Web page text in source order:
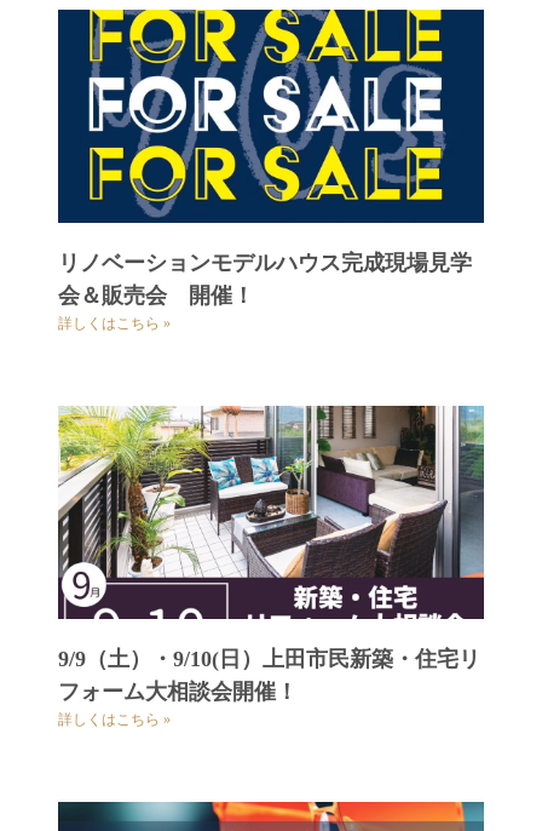
リノベーションモデルハウス完成現場見学
会＆販売会 開催！
詳しくはこちら »
9/9（土）・9/10(日）上田市民新築・住宅リ
フォーム大相談会開催！
詳しくはこちら »